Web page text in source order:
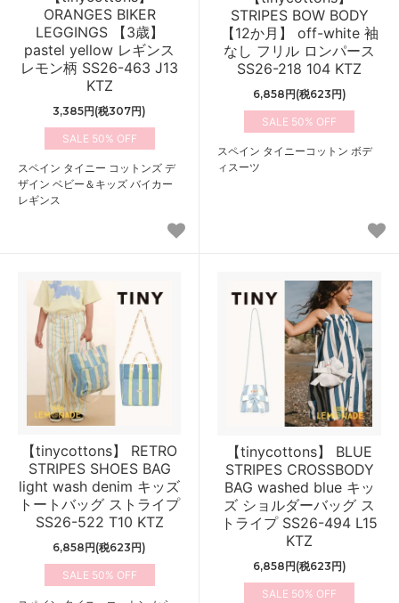
ORANGES BIKER
LEGGINGS 【3歳】
pastel yellow レギンス
レモン柄 SS26-463 J13
KTZ
3,385円(税307円)
50%
スペイン タイニー コットンズ デ
ザイン ベビー＆キッズ バイカー
レギンス
STRIPES BOW BODY
【12か月】 off-white 袖
なし フリル ロンパース
SS26-218 104 KTZ
6,858円(税623円)
50%
スペイン タイニーコットン ボデ
ィスーツ
【tinycottons】 RETRO
STRIPES SHOES BAG
light wash denim キッズ
トートバッグ ストライプ
SS26-522 T10 KTZ
6,858円(税623円)
50%
【tinycottons】 BLUE
STRIPES CROSSBODY
BAG washed blue キッ
ズ ショルダーバッグ ス
トライプ SS26-494 L15
KTZ
6,858円(税623円)
50%